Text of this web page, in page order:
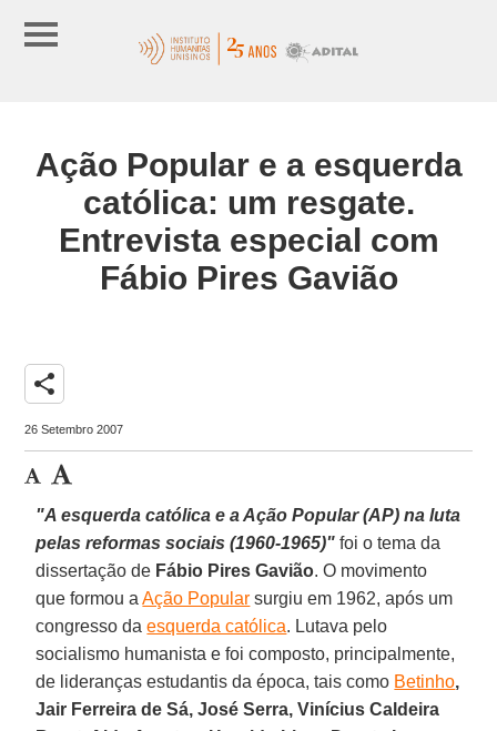
Ação Popular e a esquerda
católica: um resgate.
Entrevista especial com
Fábio Pires Gavião
share
26 Setembro 2007
"A esquerda católica e a Ação Popular (AP) na luta
pelas reformas sociais (1960-1965)" foi o tema da
dissertação de Fábio Pires Gavião. O movimento
que formou aAção Popular surgiu em 1962, após um
congresso daesquerda católica. Lutava pelo
socialismo humanista e foi composto, principalmente,
de lideranças estudantis da época, tais como Betinho,
Jair Ferreira de Sá, José Serra, Vinícius Caldeira